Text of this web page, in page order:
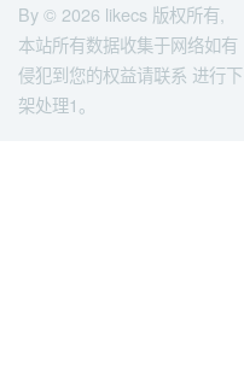
By © 2026 likecs 版权所有,
本站所有数据收集于网络如有
侵犯到您的权益请联系 进行下
架处理1。